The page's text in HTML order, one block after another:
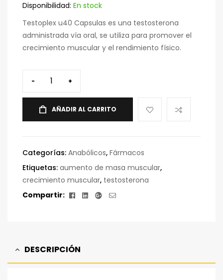
Disponibilidad: En stock
Testoplex u40 Capsulas es una testosterona
administrada vía oral, se utiliza para promover el
crecimiento muscular y el rendimiento físico.
- +
AÑADIR AL CARRITO
Categorías: Anabólicos, Fármacos
Etiquetas: aumento de masa muscular,
crecimiento muscular, testosterona
Compartir:
Facebook
LinkedinGoogle+
Correo
DESCRIPCIÓN